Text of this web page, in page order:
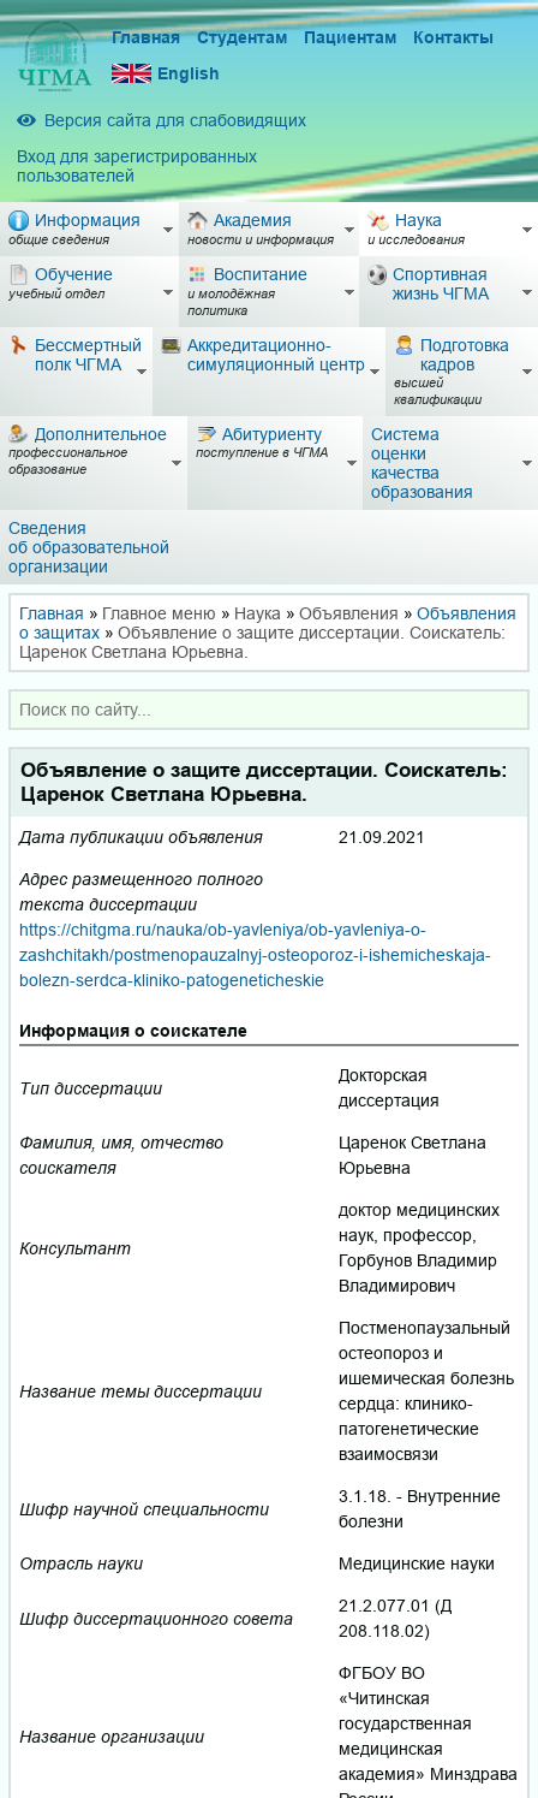
Главная Студентам Пациентам
Контакты
English
Версия сайта для слабовидящих
Вход для зарегистрированных
пользователей
Информация
общие сведения
Академия
новости и информация
Наука
и исследования
Обучение
учебный отдел
Воспитание
и молодёжная
политика
Спортивная
жизнь ЧГМА
Бессмертный
полк ЧГМА
Аккредитационно-
симуляционный центр
Подготовка
кадров
высшей
квалификации
Дополнительное
профессиональное
образование
Абитуриенту
поступление в ЧГМА
Система
оценки
качества
образования
Сведения
об образовательной
организации
Главная » Главное меню » Наука » Объявления » Объявления
о защитах » Объявление о защите диссертации. Соискатель:
Царенок Светлана Юрьевна.
Объявление о защите диссертации. Соискатель:
Царенок Светлана Юрьевна.
Дата публикации объявления 21.09.2021
Адрес размещенного полного
текста диссертации
https://chitgma.ru/nauka/ob-yavleniya/ob-yavleniya-o-
zashchitakh/postmenopauzalnyj-osteoporoz-i-ishemicheskaja-
bolezn-serdca-kliniko-patogeneticheskie
Информация о соискателе
Тип диссертации
Докторская
диссертация
Фамилия, имя, отчество
соискателя
Царенок Светлана
Юрьевна
Консультант
доктор медицинских
наук, профессор,
Горбунов Владимир
Владимирович
Название темы диссертации
Постменопаузальный
остеопороз и
ишемическая болезнь
сердца: клинико-
патогенетические
взаимосвязи
Шифр научной специальности
3.1.18. - Внутренние
болезни
Отрасль науки Медицинские науки
Шифр диссертационного совета
21.2.077.01 (Д
208.118.02)
Название организации
ФГБОУ ВО
«Читинская
государственная
медицинская
академия» Минздрава